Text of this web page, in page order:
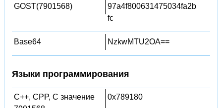
GOST(7901568)
97a4f800631475034fa2b
fc
Base64 NzkwMTU2OA==
Языки программирования
C++, CPP, C значение
0x789180